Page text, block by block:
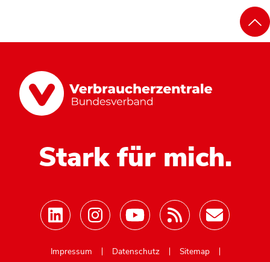
Stark für mich.
Impressum
Datenschutz
Sitemap